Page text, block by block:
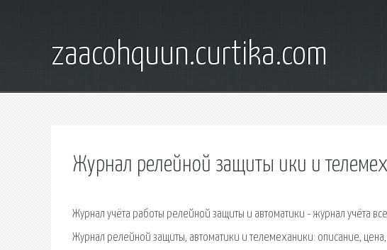
zaacohquun.curtika.com
Журнал релейной защиты ики и
Журнал учёта работы релейной защиты и автоматики - журнал учёта
Журнал релейной защиты, автоматики и телемеханики: описание,